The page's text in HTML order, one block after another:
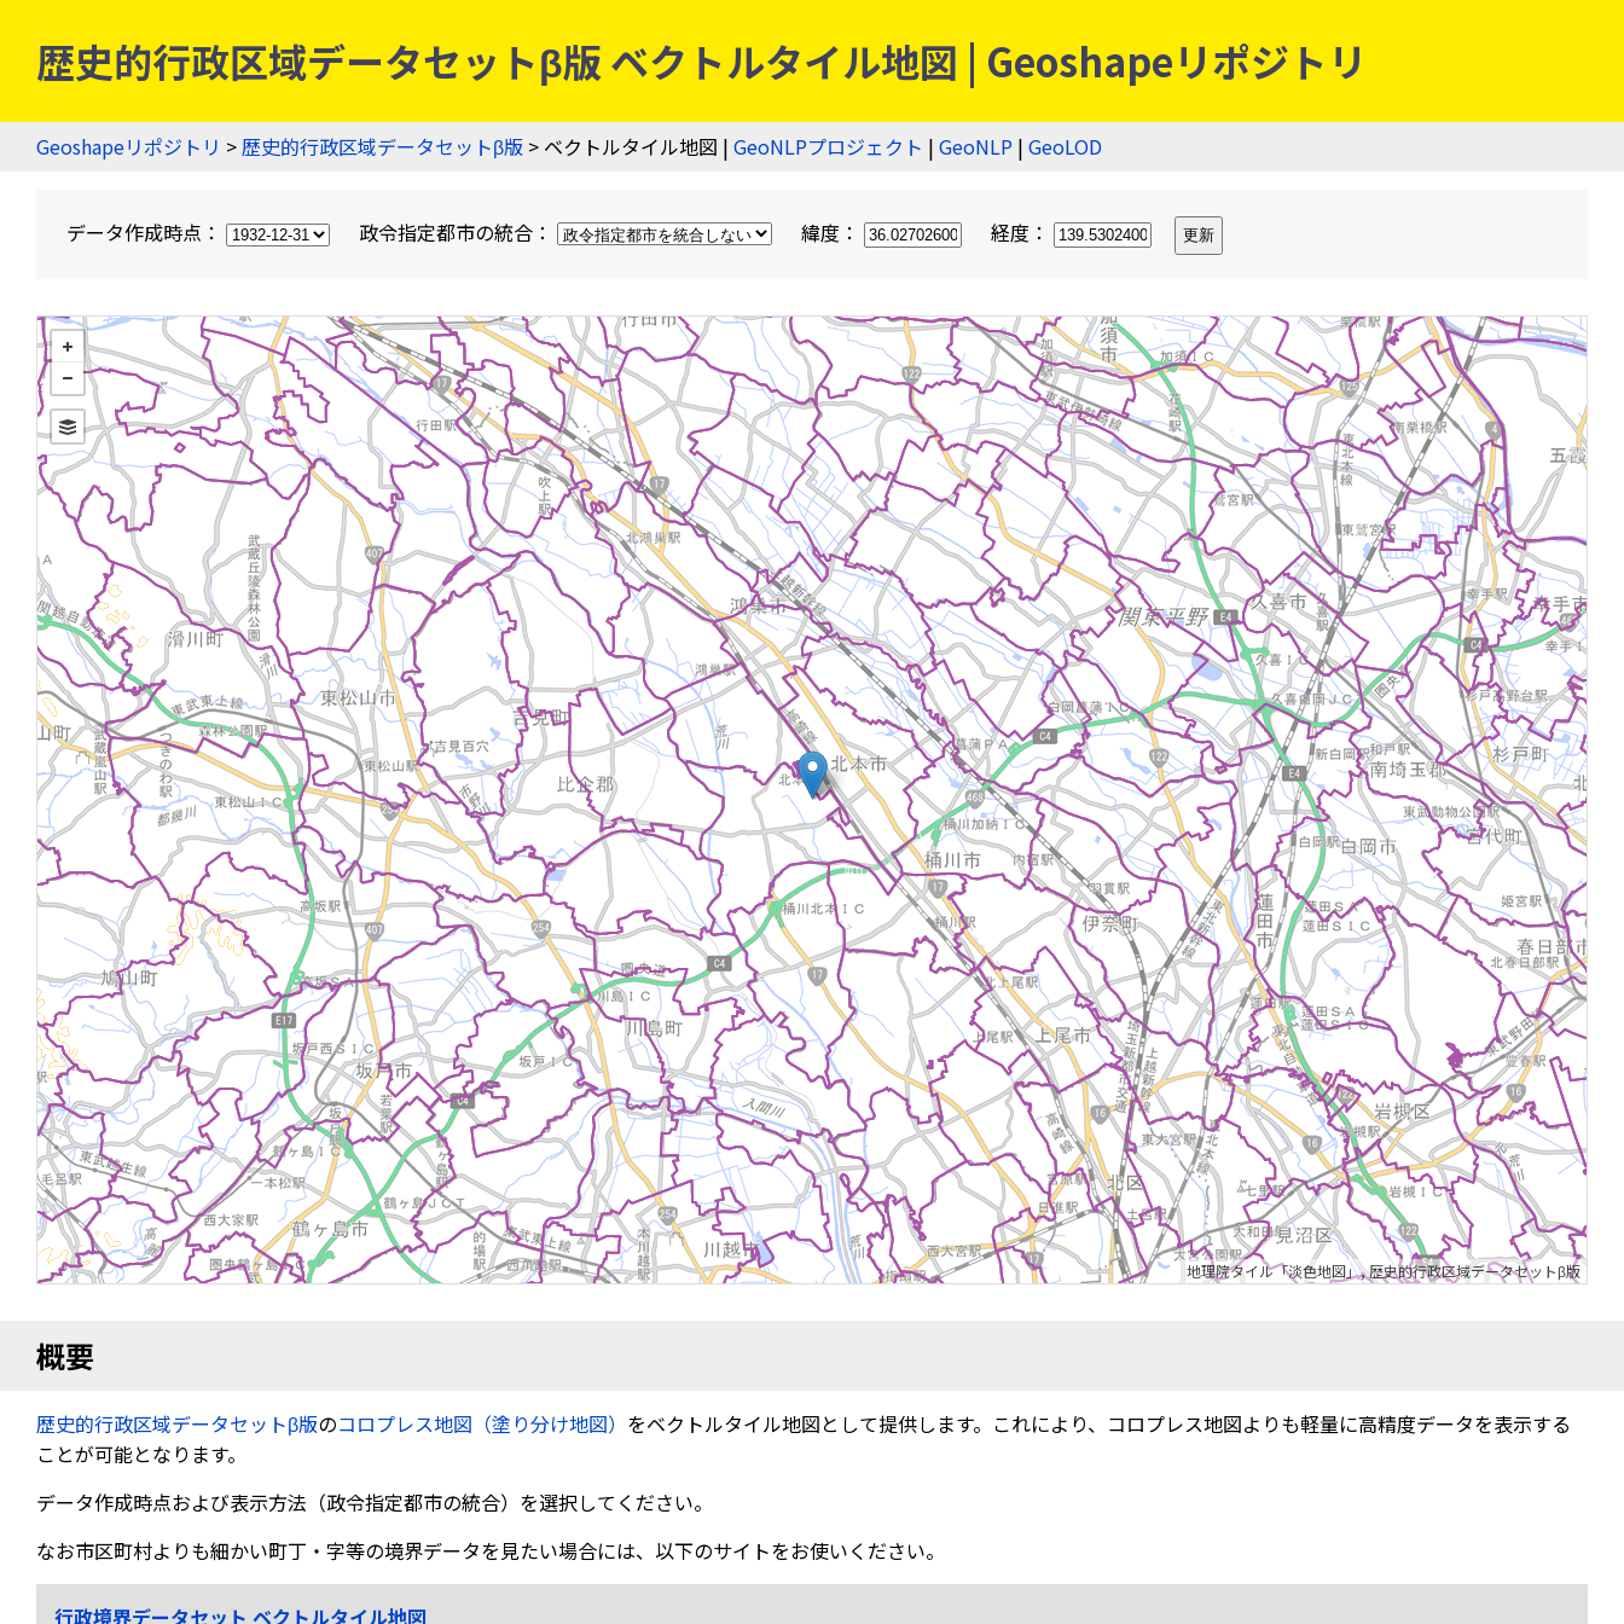
歴史的行政区域データセットβ版 ベクトルタイル地図 | Geoshapeリポジトリ
Geoshapeリポジトリ >歴史的行政区域データセットβ版 > ベクトルタイル地図 | GeoNLPプロジェクト | GeoNLP | GeoLOD
データ作成時点： 政令指定都市の統合： 緯度： 経度：
地理院タイル「淡色地図」,歴史的行政区域データセットβ版
概要
歴史的行政区域データセットβ版のコロプレス地図（塗り分け地図） をベクトルタイル地図として提供します。これにより、コロプレス地図よりも軽量に高精度データを表示する
ことが可能となります。
データ作成時点および表示方法（政令指定都市の統合）を選択してください。
なお市区町村よりも細かい町丁・字等の境界データを見たい場合には、以下のサイトをお使いください。
行政境界データセット ベクトルタイル地図